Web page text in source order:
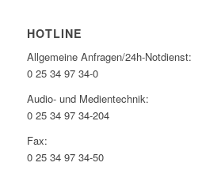
HOTLINE
Allgemeine Anfragen/24h-Notdienst:
0 25 34 97 34-0
Audio- und Medientechnik:
0 25 34 97 34-204
Fax:
0 25 34 97 34-50